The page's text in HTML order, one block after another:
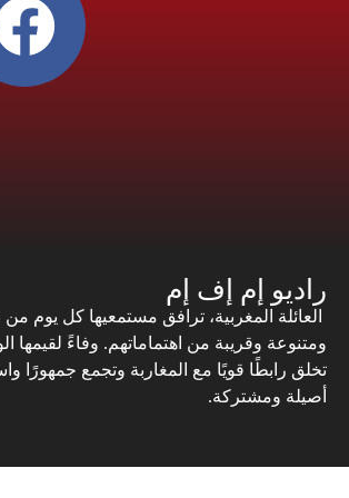
راديو إم إف إم
العائلة المغربية، ترافق مستمعيها كل يوم
ومتنوعة وقريبة من اهتماماتهم. وفاءً لقيمها
تخلق رابطًا قويًا مع المغاربة وتجمع جمهورًا
أصيلة ومشتركة.